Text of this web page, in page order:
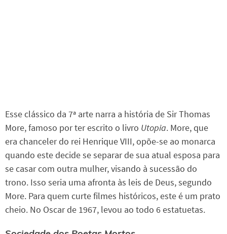
Esse clássico da 7ª arte narra a história de Sir Thomas
More, famoso por ter escrito o livro Utopia. More, que
era chanceler do rei Henrique VIII, opõe-se ao monarca
quando este decide se separar de sua atual esposa para
se casar com outra mulher, visando à sucessão do
trono. Isso seria uma afronta às leis de Deus, segundo
More. Para quem curte filmes históricos, este é um prato
cheio. No Oscar de 1967, levou ao todo 6 estatuetas.